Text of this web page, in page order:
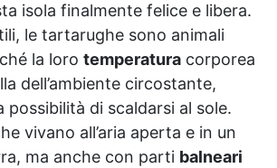
isola finalmente felice e libera.
le tartarughe sono animali
la loro temperatura corporea
dell’ambiente circostante,
possibilità di scaldarsi al sole.
vivano all’aria aperta e in un
ma anche con parti balneari